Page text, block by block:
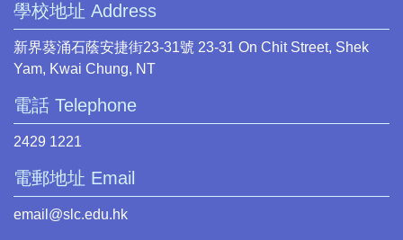
學校地址 Address
新界葵涌石蔭安捷街23-31號 23-31 On Chit Street, Shek
Yam, Kwai Chung, NT
電話 Telephone
2429 1221
電郵地址 Email
email@slc.edu.hk